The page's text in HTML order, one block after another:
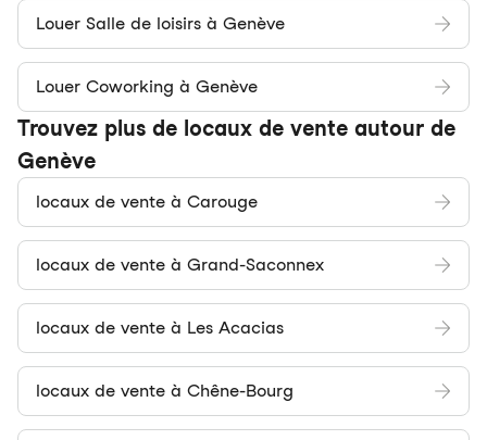
Louer Salle de loisirs à Genève
Louer Coworking à Genève
Trouvez plus de locaux de vente autour de
Genève
locaux de vente à Carouge
locaux de vente à Grand-Saconnex
locaux de vente à Les Acacias
locaux de vente à Chêne-Bourg